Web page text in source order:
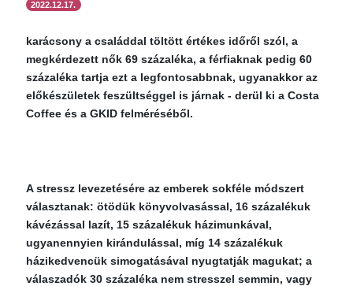
2022.12.17.
karácsony a családdal töltött értékes időről szól, a
megkérdezett nők 69 százaléka, a férfiaknak pedig 60
százaléka tartja ezt a legfontosabbnak, ugyanakkor az
előkészületek feszültséggel is járnak - derül ki a Costa
Coffee és a GKID felméréséből.
A stressz levezetésére az emberek sokféle módszert
választanak: ötödük könyvolvasással, 16 százalékuk
kávézással lazít, 15 százalékuk házimunkával,
ugyanennyien kirándulással, míg 14 százalékuk
házikedvencük simogatásával nyugtatják magukat; a
válaszadók 30 százaléka nem stresszel semmin, vagy